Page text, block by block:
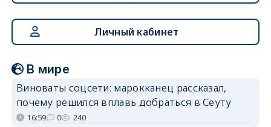
Личный кабинет
В мире
Виноваты соцсети: марокканец рассказал,
почему решился вплавь добраться в Сеуту
16:59 0 240